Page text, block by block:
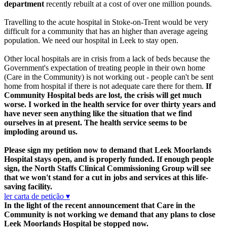
departmentrecently rebuilt at a cost of over one million pounds.
Travelling to the acute hospital in Stoke-on-Trent would be very
difficult for a community that has an higher than average ageing
population. We need our hospital in Leek to stay open.
Other local hospitals are in crisis from a lack of beds because the
Government's expectation of treating people in their own home
(Care in the Community) is not working out - people can't be sent
home from hospital if there is not adequate care there for them. If
Community Hospital beds are lost, the crisis will get much
worse. I worked in the health service for over thirty years and
have never seen anything like the situation that we find
ourselves in at present. The health service seems to be
imploding around us.
Please sign my petition now to demand that Leek Moorlands
Hospital stays open, and is properly funded. If enough people
sign, the North Staffs Clinical Commissioning Group will see
that we won't stand for a cut in jobs and services at this life-
saving facility.
ler carta de petição ▾
In the light of the recent announcement that Care in the
Community is not working we demand that any plans to close
Leek Moorlands Hospital be stopped now.